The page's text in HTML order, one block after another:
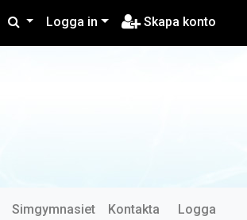
Logga in Skapa konto
Simgymnasiet
Kontakta
Logga